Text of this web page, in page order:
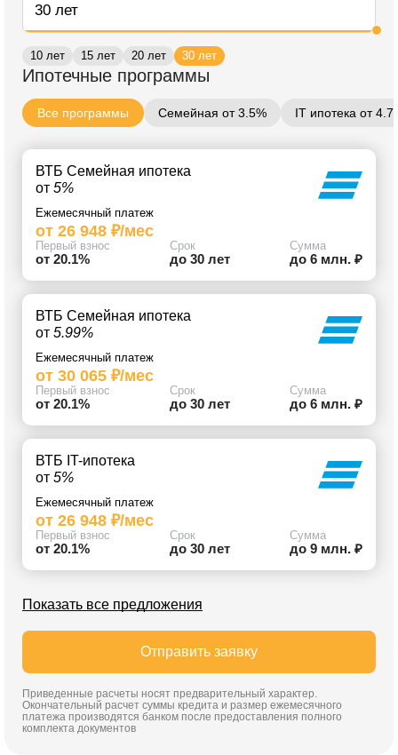
10 лет 15 лет 20 лет 30 лет
Ипотечные программы
Все программы Семейная от 3.5% IT ипотека от
ВТБ Семейная ипотека
от 5%
Ежемесячный платеж
от 26 948 ₽/мес
Первый взнос
от 20.1%
Срок
до 30 лет
Сумма
до 6 млн. ₽
ВТБ Семейная ипотека
от 5.99%
Ежемесячный платеж
от 30 065 ₽/мес
Первый взнос
от 20.1%
Срок
до 30 лет
Сумма
до 6 млн. ₽
ВТБ IT-ипотека
от 5%
Ежемесячный платеж
от 26 948 ₽/мес
Первый взнос
от 20.1%
Срок
до 30 лет
Сумма
до 9 млн. ₽
Показать все предложения
Отправить заявку
Приведенные расчеты носят предварительный характер.
Окончательный расчет суммы кредита и размер ежемесячного
платежа производятся банком после предоставления полного
комплекта документов